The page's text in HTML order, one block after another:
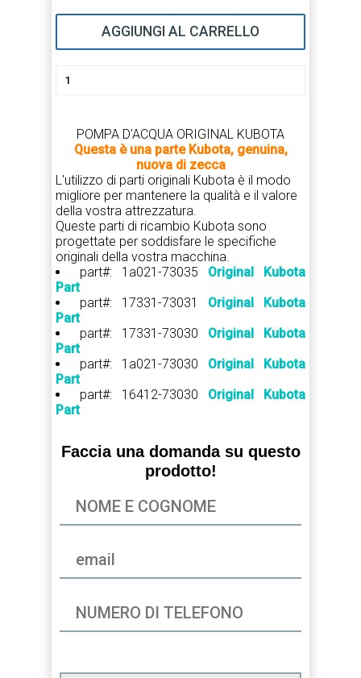
AGGIUNGI AL CARRELLO
POMPA D'ACQUA ORIGINAL KUBOTA
Questa è una parte Kubota, genuina,
nuova di zecca
L'utilizzo di parti originali Kubota è il modo
migliore per mantenere la qualità e il valore
della vostra attrezzatura.
Queste parti di ricambio Kubota sono
progettate per soddisfare le specifiche
originali della vostra macchina.
part#: 1a021-73035 Original Kubota
Part
part#: 17331-73031 Original Kubota
Part
part#: 17331-73030 Original Kubota
Part
part#: 1a021-73030 Original Kubota
Part
part#: 16412-73030 Original Kubota
Part
Faccia una domanda su questo
prodotto!